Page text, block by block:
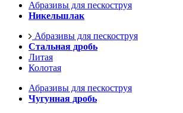
Абразивы для пескоструя
Никельшлак
Абразивы для пескоструя
Стальная дробь
Литая
Колотая
Абразивы для пескоструя
Чугунная дробь